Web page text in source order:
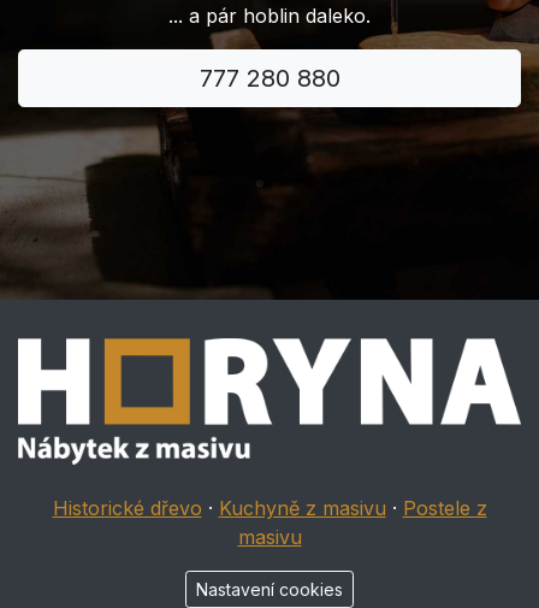
... a pár hoblin daleko.
777 280 880
Historické dřevo · Kuchyně z masivu · Postele z
masivu
Nastavení cookies